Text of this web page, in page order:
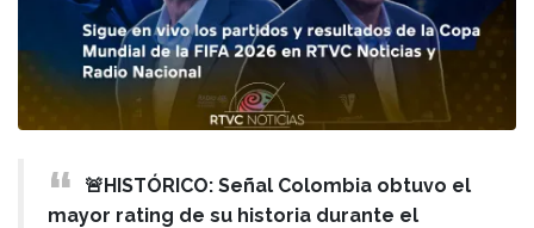
🚨HISTÓRICO: Señal Colombia obtuvo el
mayor rating de su historia durante el